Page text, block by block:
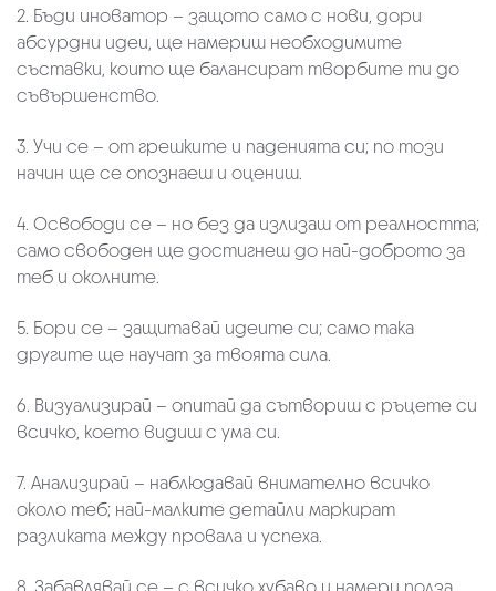
2. Бъди иноватор – защото само с нови, дори
абсурдни идеи, ще намериш необходимите
съставки, които ще балансират творбите ти до
съвършенство.
3. Учи се – от грешките и паденията си; по този
начин ще се опознаеш и оцениш.
4. Освободи се – но без да излизаш от реалността;
само свободен ще достигнеш до най-доброто за
теб и околните.
5. Бори се – защитавай идеите си; само така
другите ще научат за твоята сила.
6. Визуализирай – опитай да сътвориш с ръцете си
всичко, което видиш с ума си.
7. Анализирай – наблюдавай внимателно всичко
около теб; най-малките детайли маркират
разликата между провала и успеха.